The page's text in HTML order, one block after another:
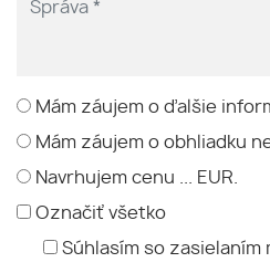
Mám záujem o ďalšie
Mám záujem o obhliadku
Navrhujem cenu ... EUR.
Označiť všetko
Súhlasím so